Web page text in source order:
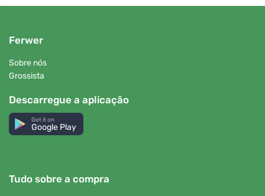
Ferwer
Sobre nós
Grossista
Descarregue a aplicação
Get it on
Google Play
Tudo sobre a compra